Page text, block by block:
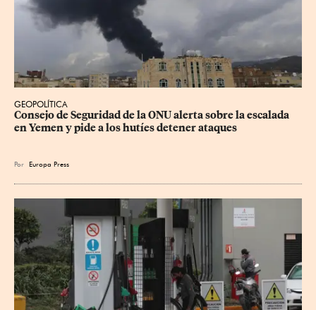
GEOPOLÍTICA
Consejo de Seguridad de la ONU alerta sobre la escalada
en Yemen y pide a los hutíes detener ataques
Por Europa Press